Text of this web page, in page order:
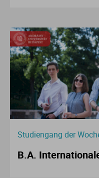
Studiengang der
B.A.